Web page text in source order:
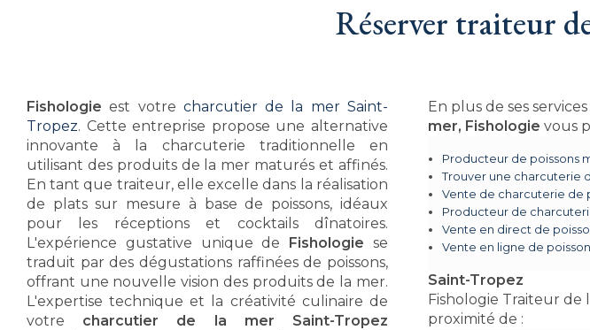
Réserver traiteur
Fishologie est votre charcutier de la mer Saint-
Tropez. Cette entreprise propose une alternative
innovante à la charcuterie traditionnelle en
utilisant des produits de la mer maturés et affinés.
En tant que traiteur, elle excelle dans la réalisation
de plats sur mesure à base de poissons, idéaux
pour les réceptions et cocktails dînatoires.
L'expérience gustative unique de Fishologie se
traduit par des dégustations raffinées de poissons,
offrant une nouvelle vision des produits de la mer.
L'expertise technique et la créativité culinaire de
votre charcutier de la mer Saint-Tropez
En plus de ses services
mer, Fishologie vous
Producteur de poissons
Trouver une charcuterie
Vente de charcuterie de
Producteur de
Vente en direct de
Vente en ligne de
Saint-Tropez
Fishologie Traiteur de
proximité de :